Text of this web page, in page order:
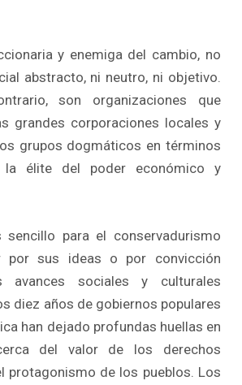
y enemiga del cambio, no
abstracto, ni neutro, ni objetivo.
son organizaciones que
grandes corporaciones locales y
grupos dogmáticos en términos
la élite del poder económico y
sencillo para el conservadurismo
por sus ideas o por convicción
avances sociales y culturales
diez años de gobiernos populares
han dejado profundas huellas en
del valor de los derechos
protagonismo de los pueblos. Los